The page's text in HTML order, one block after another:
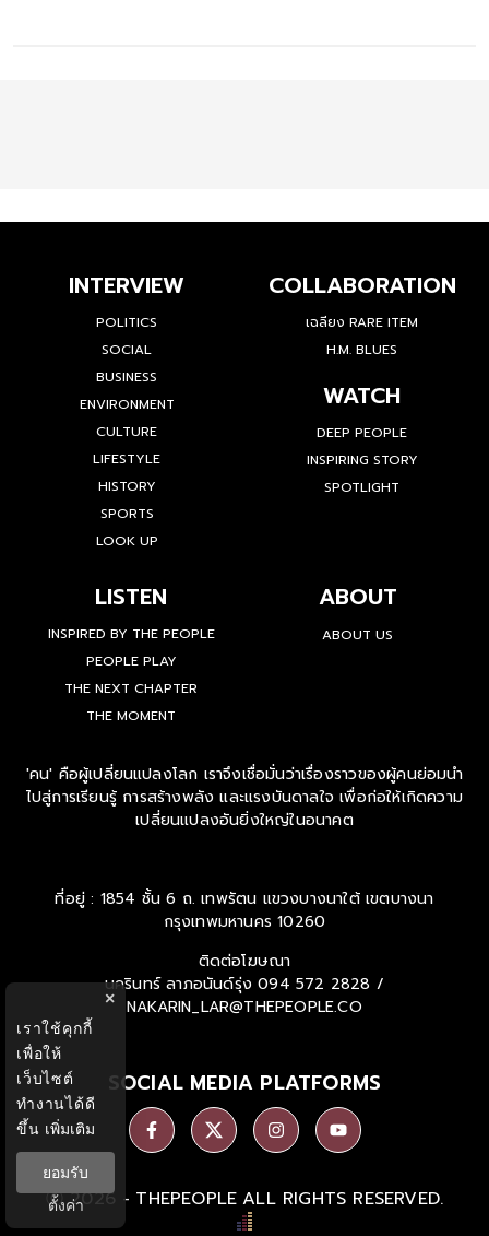
INTERVIEW
POLITICS
SOCIAL
BUSINESS
ENVIRONMENT
CULTURE
LIFESTYLE
HISTORY
SPORTS
LOOK UP
COLLABORATION
เฉลียง RARE ITEM
H.M. BLUES
WATCH
DEEP PEOPLE
INSPIRING STORY
SPOTLIGHT
LISTEN
INSPIRED BY THE PEOPLE
PEOPLE PLAY
THE NEXT CHAPTER
THE MOMENT
ABOUT
ABOUT US
'คน' คือผู้เปลี่ยนแปลงโลก เราจึงเชื่อมั่นว่าเรื่องราวของผู้คนย่อมนำ
ไปสู่การเรียนรู้ การสร้างพลัง และแรงบันดาลใจ เพื่อก่อให้เกิดความ
เปลี่ยนแปลงอันยิ่งใหญ่ในอนาคต
ที่อยู่ : 1854 ชั้น 6 ถ. เทพรัตน แขวงบางนาใต้ เขตบางนา
กรุงเทพมหานคร 10260
ติดต่อโฆษณา
นครินทร์ ลาภอนันด์รุ่ง 094 572 2828 /
NAKARIN_LAR@THEPEOPLE.CO
SOCIAL MEDIA PLATFORMS
Ⓒ 2026 - THEPEOPLE ALL RIGHTS RESERVED.
×
เราใช้คุกกี้
เพื่อให้
เว็บไซต์
ทำงานได้ดี
ขึ้น เพิ่มเติม
ยอมรับ
ตั้งค่า